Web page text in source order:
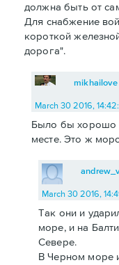
должна быть от
Для снабжение
короткой
дорога".
mikhailove
March 30 2016,
Было бы хорошо
месте. Это ж
March 30 2016,
Так они и
море, и на
Севере.
В Черном море